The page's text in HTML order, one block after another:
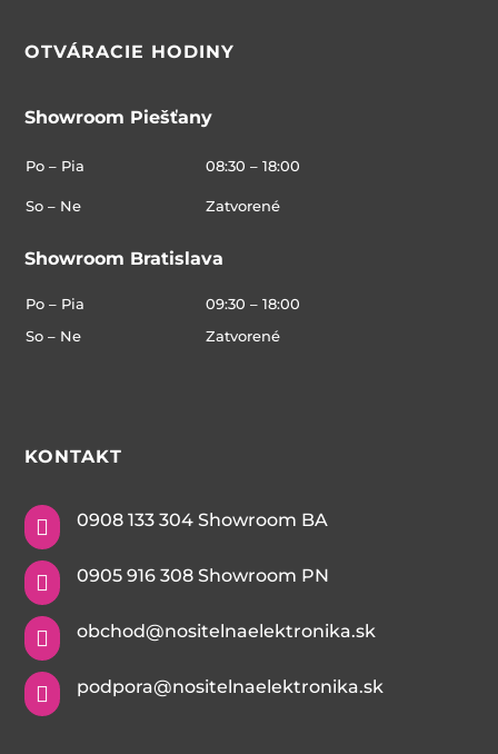
OTVÁRACIE HODINY
Showroom Piešťany
Po – Pia 08:30 – 18:00
So – Ne Zatvorené
Showroom Bratislava
Po – Pia
09:30 – 18:00
So – Ne
Zatvorené
KONTAKT
 0908 133 304 Showroom BA
 0905 916 308 Showroom PN
 obchod@nositelnaelektronika.sk
 podpora@nositelnaelektronika.sk